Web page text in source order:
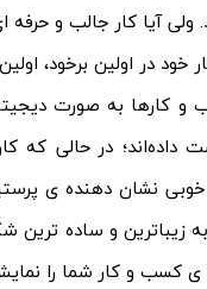
آیا کار جالب و
در اولین برخود،
و کارها به صورت
داده‌اند؛ در حالی که
خوبی نشان دهنده ی
و ساده ترین
کسب و کار شما را